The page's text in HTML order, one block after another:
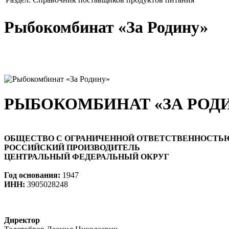
Рыбокомбинат «За Родину»
РЫБОКОМБИНАТ «ЗА
ОБЩЕСТВО С ОГРАНИЧЕННОЙ
РОССИЙСКИЙ ПРОИЗВОДИТЕЛЬ
ЦЕНТРАЛЬНЫЙ ФЕДЕРАЛЬНЫЙ ОКРУГ
Год основания: 1947
ИНН: 3905028248
Директор